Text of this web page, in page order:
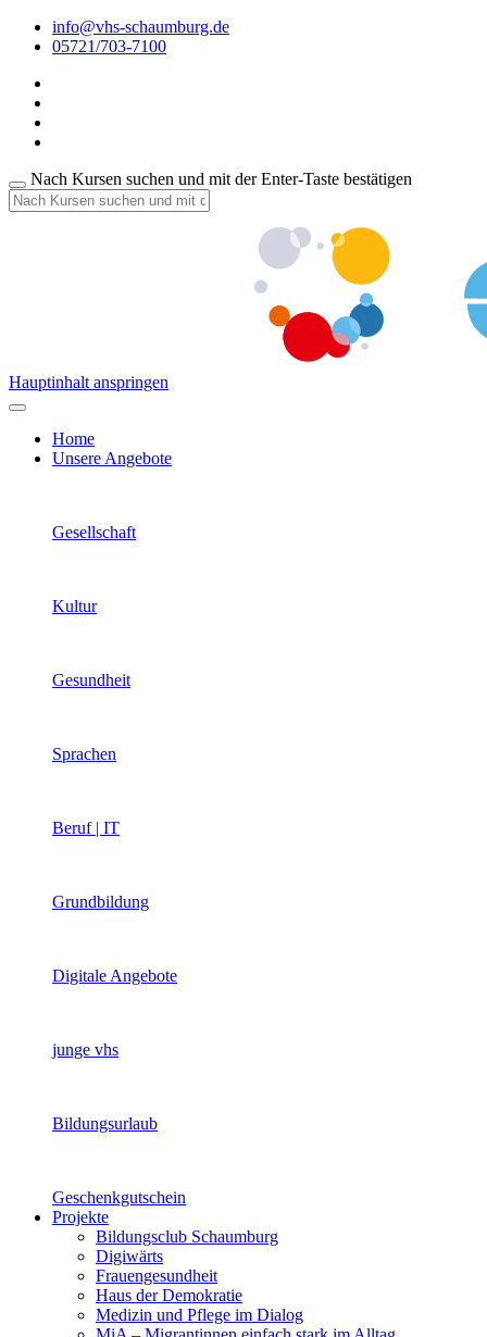
info@vhs-schaumburg.de
05721/703-7100
Nach Kursen suchen und mit der Enter-Taste bestätigen
Hauptinhalt anspringen
Home
Unsere Angebote
Gesellschaft
Kultur
Gesundheit
Sprachen
Beruf | IT
Grundbildung
Digitale Angebote
junge vhs
Bildungsurlaub
Geschenkgutschein
Projekte
Bildungsclub Schaumburg
Digiwärts
Frauengesundheit
Haus der Demokratie
Medizin und Pflege im Dialog